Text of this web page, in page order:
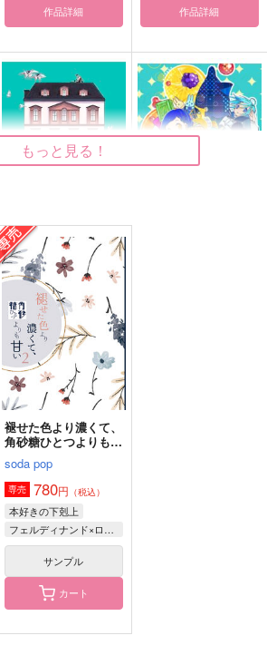
作品詳細 作品詳細
CLOUD NINE
textile
2,992円（税込）
フェルディナンド×ローゼマイン
サンプル
作品詳細
もっと見る！
褪せた色より濃くて、
角砂糖ひとつよりも甘
い2
soda pop
専売 780円 （税込）
本好きの下剋上
フェルディナンド×ローゼマイン
サンプル
カート